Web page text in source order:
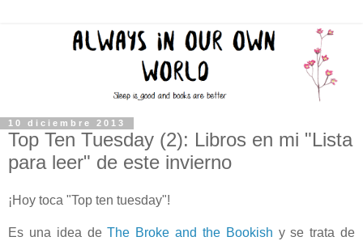
10 diciembre 2013
Top Ten Tuesday (2): Libros en mi "Lista
para leer" de este invierno
¡Hoy toca "Top ten tuesday"!
Es una idea deThe Broke and the Bookish y se trata de